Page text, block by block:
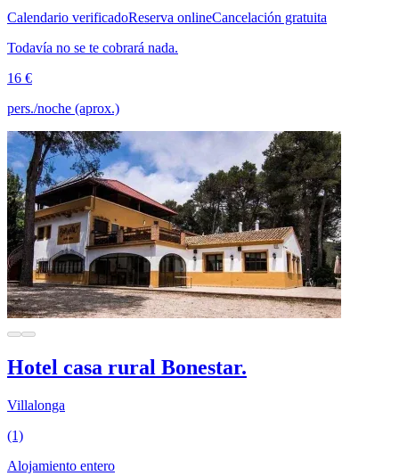
Calendario verificadoReserva onlineCancelación gratuita
Todavía no se te cobrará nada.
16 €
pers./noche (aprox.)
Hotel casa rural Bonestar.
Villalonga
(1)
Alojamiento entero